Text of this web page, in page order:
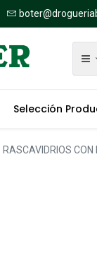
Selección
RASCAVIDRIOS CON